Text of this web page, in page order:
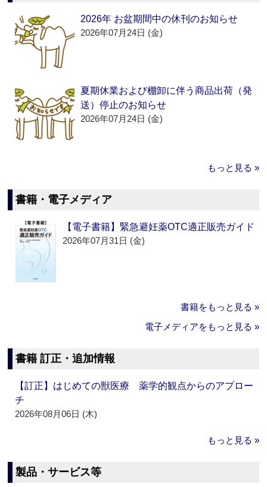
2026年 お盆期間中の休刊のお知らせ
2026年07月24日 (金)
夏期休業および棚卸に伴う商品出荷（発
送）停止のお知らせ
2026年07月24日 (金)
もっと見る »
書籍・電子メディア
【電子書籍】緊急避妊薬OTC適正販売ガイド
2026年07月31日 (金)
書籍をもっと見る »
電子メディアをもっと見る »
書籍 訂正・追加情報
【訂正】はじめての獣医療 薬学的観点からのアプロー
チ
2026年08月06日 (木)
もっと見る »
製品・サービス等